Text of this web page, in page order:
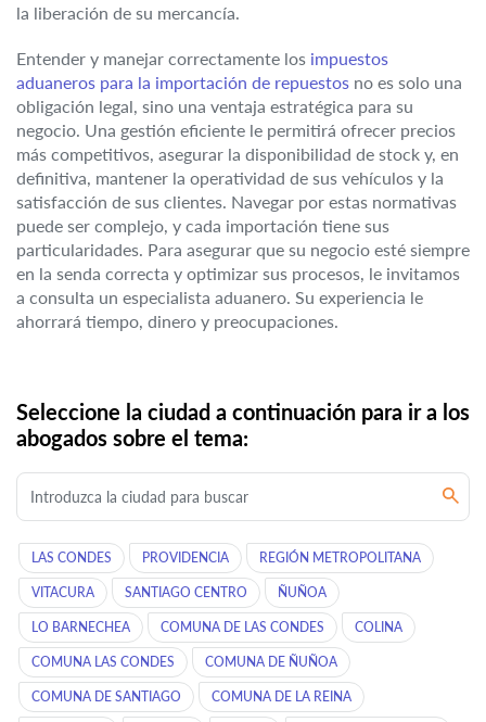
la liberación de su mercancía.
Entender y manejar correctamente los impuestos
aduaneros para la importación de repuestos no es solo una
obligación legal, sino una ventaja estratégica para su
negocio. Una gestión eficiente le permitirá ofrecer precios
más competitivos, asegurar la disponibilidad de stock y, en
definitiva, mantener la operatividad de sus vehículos y la
satisfacción de sus clientes. Navegar por estas normativas
puede ser complejo, y cada importación tiene sus
particularidades. Para asegurar que su negocio esté siempre
en la senda correcta y optimizar sus procesos, le invitamos
a consulta un especialista aduanero. Su experiencia le
ahorrará tiempo, dinero y preocupaciones.
Seleccione la ciudad a continuación para ir a los
abogados sobre el tema:
LAS CONDES PROVIDENCIA REGIÓN METROPOLITANA
VITACURA SANTIAGO CENTRO ÑUÑOA
LO BARNECHEA COMUNA DE LAS CONDES COLINA
COMUNA LAS CONDES COMUNA DE ÑUÑOA
COMUNA DE SANTIAGO COMUNA DE LA REINA